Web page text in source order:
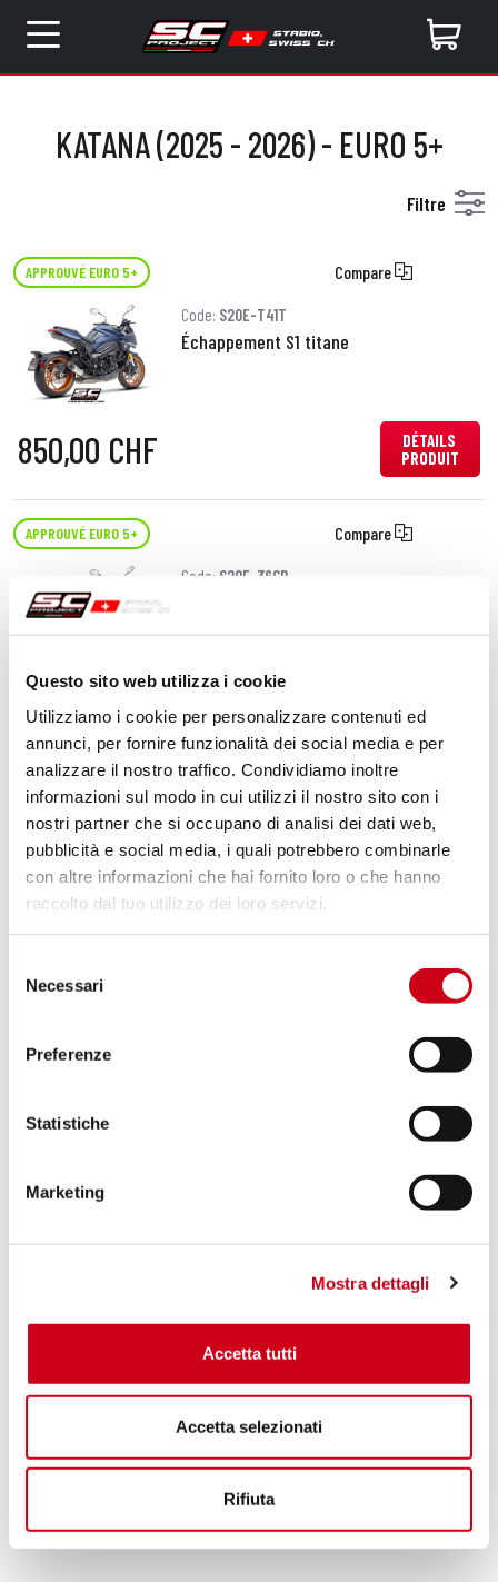
Questo sito web utilizza i cookie
Utilizziamo i cookie per personalizzare contenuti ed
annunci, per fornire funzionalità dei social media e per
analizzare il nostro traffico. Condividiamo inoltre
informazioni sul modo in cui utilizzi il nostro sito con i
nostri partner che si occupano di analisi dei dati web,
pubblicità e social media, i quali potrebbero combinarle
con altre informazioni che hai fornito loro o che hanno
raccolto dal tuo utilizzo dei loro servizi.
delNecessari
Preferenze
Statistiche
Marketing
Mostra dettagli
Accetta tutti
Accetta selezionati
Rifiuta
KATANA (2025 - 2026) - EURO 5+
Filtre
APPROUVÉ EURO 5+ Compare
Code: S20E-T41T
Échappement S1 titane
850,00 CHF
DÉTAILS
PRODUIT
APPROUVÉ EURO 5+ Compare
Code: S20E-36CR
réseau de protection
770,00 CHF
PRODUIT
APPROUVÉ EURO 5+ Compare
S20E-36TR
Échappement CR-T titane, avec réseau
de protection
770,00 CHF
PRODUIT